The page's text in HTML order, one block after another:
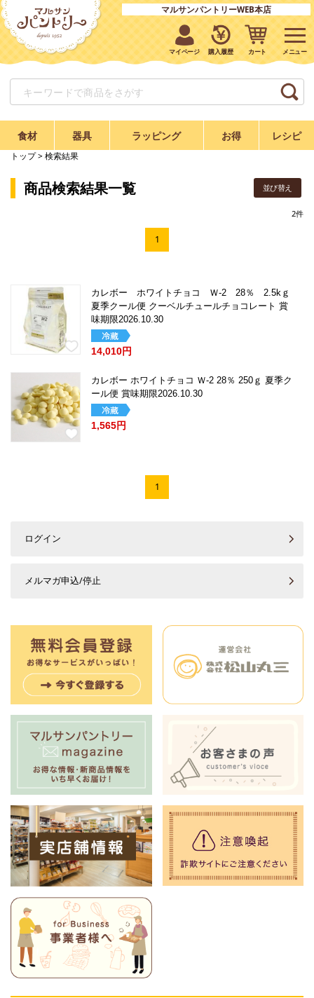
マルサンパントリーWEB本店
マイページ 購入履歴 カート
食材 器具 ラッピング お得 レシピ
トップ> 検索結果
並び替え
商品検索結果一覧
2件
1
カレボー ホワイトチョコ Ｗ-2 28％ 2.5kｇ
夏季クール便 クーベルチュールチョコレート 賞
味期限2026.10.30
14,010円
カレボー ホワイトチョコ Ｗ-2 28％ 250ｇ 夏季ク
ール便 賞味期限2026.10.30
1,565円
1
ログイン
メルマガ申込/停止